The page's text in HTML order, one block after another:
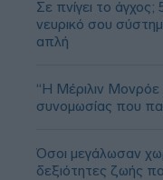
Σε πνίγει το
νευρικό σου
απλή
“Η Μέριλιν
συνομωσίας που
Όσοι μεγάλωσαν
δεξιότητες ζωής